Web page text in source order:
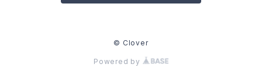
© Clover
Powered by